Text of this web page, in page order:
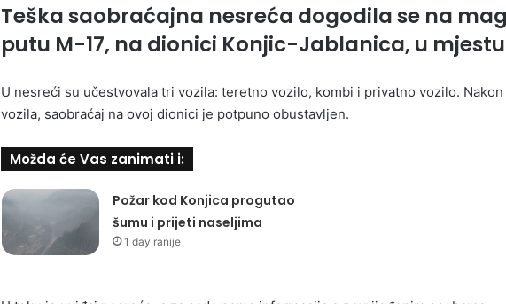
Teška saobraćajna nesreća dogodila se na
putu M-17, na dionici Konjic-Jablanica, u
U nesreći su učestvovala tri vozila: teretno vozilo, kombi i privatno vozilo.
vozila, saobraćaj na ovoj dionici je potpuno obustavljen.
Možda će Vas zanimati i:
Požar kod Konjica progutao
šumu i prijeti naseljima
1 day ranije